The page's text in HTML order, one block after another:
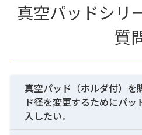
真空パッドシリ
質
真空パッド（ホルダ付）を
ド径を変更するためにパッ
入したい。